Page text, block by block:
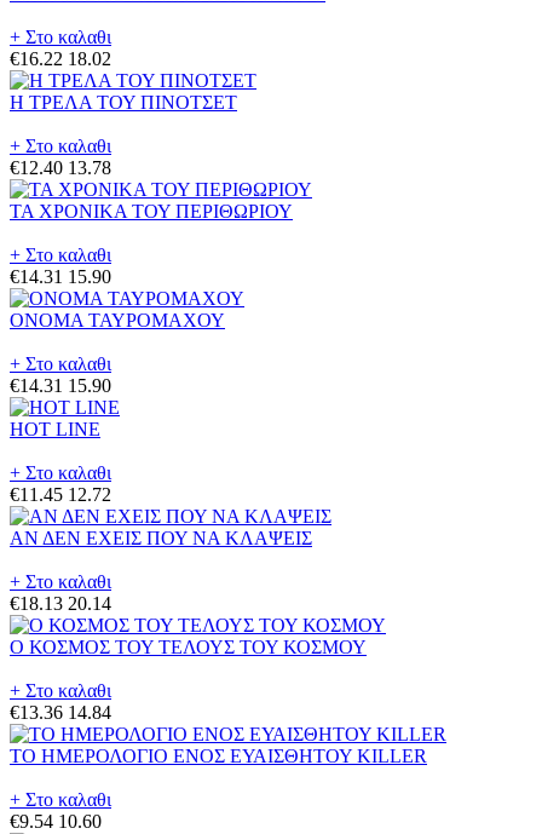
+ Στο καλαθι
€16.22 18.02
Η ΤΡΕΛΑ ΤΟΥ ΠΙΝΟΤΣΕΤ
+ Στο καλαθι
€12.40 13.78
ΤΑ ΧΡΟΝΙΚΑ ΤΟΥ ΠΕΡΙΘΩΡΙΟΥ
+ Στο καλαθι
€14.31 15.90
ΟΝΟΜΑ ΤΑΥΡΟΜΑΧΟΥ
+ Στο καλαθι
€14.31 15.90
HOT LINE
+ Στο καλαθι
€11.45 12.72
ΑΝ ΔΕΝ ΕΧΕΙΣ ΠΟΥ ΝΑ ΚΛΑΨΕΙΣ
+ Στο καλαθι
€18.13 20.14
Ο ΚΟΣΜΟΣ ΤΟΥ ΤΕΛΟΥΣ ΤΟΥ ΚΟΣΜΟΥ
+ Στο καλαθι
€13.36 14.84
ΤΟ ΗΜΕΡΟΛΟΓΙΟ ΕΝΟΣ ΕΥΑΙΣΘΗΤΟΥ KILLER
+ Στο καλαθι
€9.54 10.60